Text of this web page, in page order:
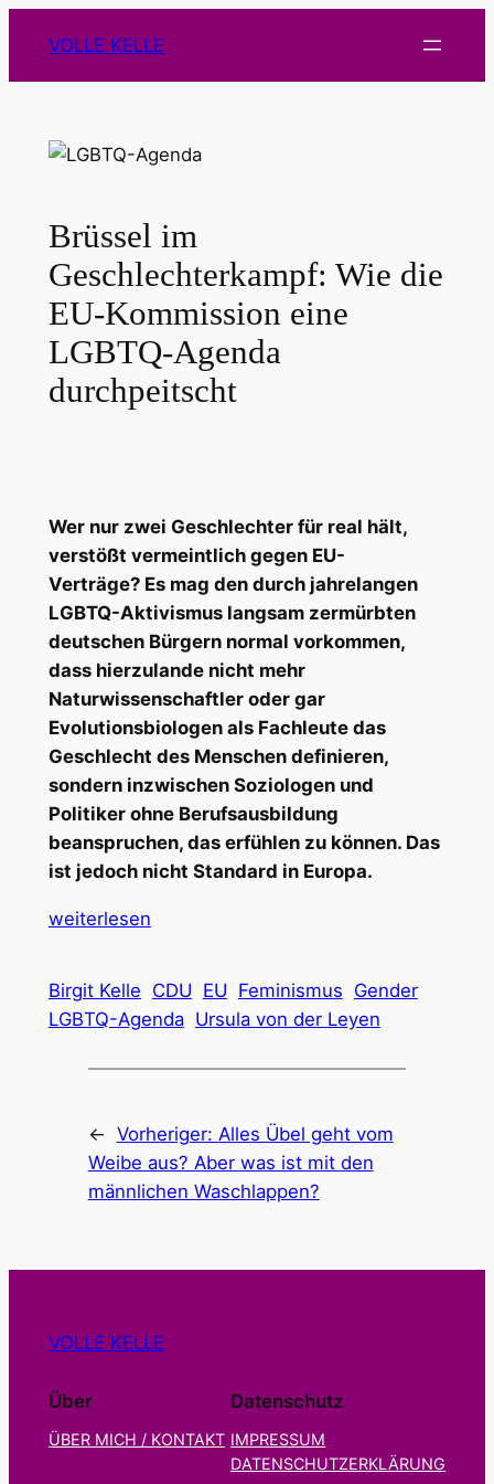
Inhalt
springen
VOLLE KELLE
Brüssel im
Geschlechterkampf: Wie die
EU-Kommission eine
LGBTQ-Agenda
durchpeitscht
Wer nur zwei Geschlechter für real hält,
verstößt vermeintlich gegen EU-
Verträge? Es mag den durch jahrelangen
LGBTQ-Aktivismus langsam zermürbten
deutschen Bürgern normal vorkommen,
dass hierzulande nicht mehr
Naturwissenschaftler oder gar
Evolutionsbiologen als Fachleute das
Geschlecht des Menschen definieren,
sondern inzwischen Soziologen und
Politiker ohne Berufsausbildung
beanspruchen, das erfühlen zu können. Das
ist jedoch nicht Standard in Europa.
weiterlesen
Birgit Kelle CDU EU Feminismus Gender
LGBTQ-Agenda Ursula von der Leyen
← Vorheriger: Alles Übel geht vom
Weibe aus? Aber was ist mit den
männlichen Waschlappen?
VOLLE KELLE
Über
ÜBER MICH / KONTAKT
Datenschutz
IMPRESSUM
DATENSCHUTZERKLÄRUNG